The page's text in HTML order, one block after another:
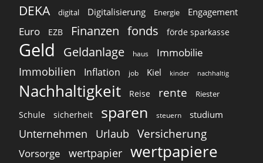
DEKA digital Digitalisierung Energie Engagement
Euro EZB Finanzen fonds förde sparkasse
Geld Geldanlage haus Immobilie
Immobilien Inflation job Kiel kinder nachhaltig
Nachhaltigkeit Reise rente Riester
Schule sicherheit sparen steuern studium
Unternehmen Urlaub Versicherung
Vorsorge wertpapier wertpapiere